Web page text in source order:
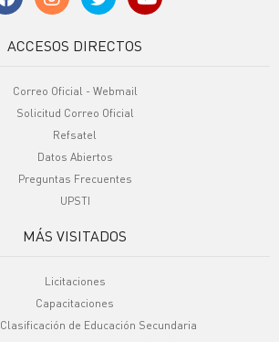
ACCESOS DIRECTOS
Correo Oficial - Webmail
Solicitud Correo Oficial
Refsatel
Datos Abiertos
Preguntas Frecuentes
UPSTI
MÁS VISITADOS
Licitaciones
Capacitaciones
de Educación Secundaria